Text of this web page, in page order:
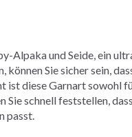
Alpaka und Seide, ein
Sie sicher sein,
ist diese Garnart sowohl
Sie schnell feststellen,
passt.